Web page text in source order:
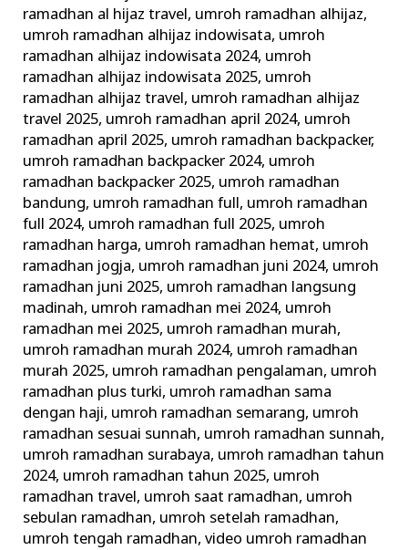
ramadhan al hijaz travel, umroh ramadhan alhijaz,
umroh ramadhan alhijaz indowisata, umroh
ramadhan alhijaz indowisata 2024, umroh
ramadhan alhijaz indowisata 2025, umroh
ramadhan alhijaz travel, umroh ramadhan alhijaz
travel 2025, umroh ramadhan april 2024, umroh
ramadhan april 2025, umroh ramadhan backpacker,
umroh ramadhan backpacker 2024, umroh
ramadhan backpacker 2025, umroh ramadhan
bandung, umroh ramadhan full, umroh ramadhan
full 2024, umroh ramadhan full 2025, umroh
ramadhan harga, umroh ramadhan hemat, umroh
ramadhan jogja, umroh ramadhan juni 2024, umroh
ramadhan juni 2025, umroh ramadhan langsung
madinah, umroh ramadhan mei 2024, umroh
ramadhan mei 2025, umroh ramadhan murah,
umroh ramadhan murah 2024, umroh ramadhan
murah 2025, umroh ramadhan pengalaman, umroh
ramadhan plus turki, umroh ramadhan sama
dengan haji, umroh ramadhan semarang, umroh
ramadhan sesuai sunnah, umroh ramadhan sunnah,
umroh ramadhan surabaya, umroh ramadhan tahun
2024, umroh ramadhan tahun 2025, umroh
ramadhan travel, umroh saat ramadhan, umroh
sebulan ramadhan, umroh setelah ramadhan,
umroh tengah ramadhan,video umroh ramadhan